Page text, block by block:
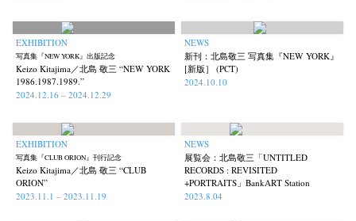
EXHIBITION
写真集『NEW YORK』出版記念
Keizo Kitajima／北島 敬三 “NEW YORK
1986.1987.1989.”
2024.12.16 – 2024.12.29
NEWS
新刊：北島敬三 写真集『NEW YORK』
[新版］ (PCT)
2024.10.10
EXHIBITION
写真集『CLUB ORION』刊行記念
Keizo Kitajima／北島 敬三 “CLUB
ORION”
2023.11.1 – 2023.11.19
NEWS
展覧会：北島敬三「UNTITLED
RECORDS : REVISITED
+PORTRAITS」BankART Station
2023.8.04